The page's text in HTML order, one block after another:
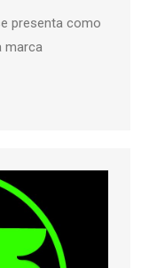
presenta como
marca